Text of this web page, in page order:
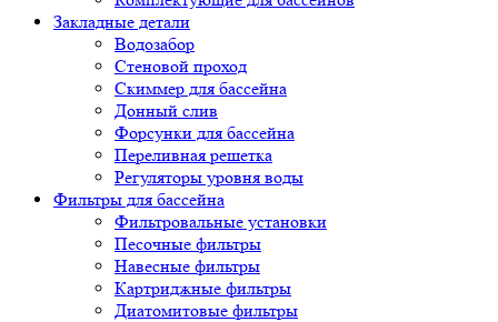
Закладные детали
Водозабор
Стеновой проход
Скиммер для бассейна
Донный слив
Форсунки для бассейна
Переливная решетка
Регуляторы уровня воды
Фильтры для бассейна
Фильтровальные установки
Песочные фильтры
Навесные фильтры
Картриджные фильтры
Диатомитовые фильтры